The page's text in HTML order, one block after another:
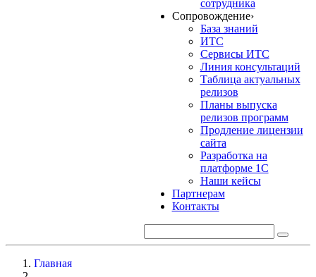
сотрудника
Сопровождение›
База знаний
ИТС
Сервисы ИТС
Линия консультаций
Таблица актуальных
релизов
Планы выпуска
релизов программ
Продление лицензии
сайта
Разработка на
платформе 1С
Наши кейсы
Партнерам
Контакты
Главная